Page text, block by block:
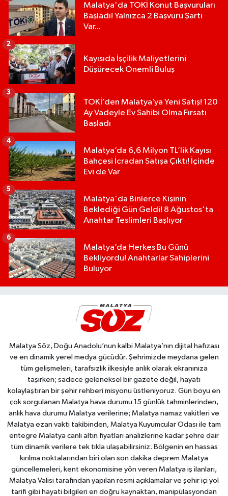
Malatya'da TOKİ Konut Başvuruları
Başladı! Yalnızca 2 Başvuru Şartı
Var...
Kayısıda İşçilik Maliyetlerini
Düşürecek Önemli Buluş
2
TOKİ’den Malatya’ya Yeni Satış! 120
Ay Vadeyle Ev Sahibi Olma Fırsatı
Başladı
3
Malatya’da 6,6 Milyon TL’lik Kayısı
Bahçesi İcradan Satışa Çıktı! İçinde
Evi de Var
4
Malatya'da Binlerce Kişinin
Beklediği Gün Geldi! 8 Ağustos'ta
Anahtar Teslimleri Başlıyor
5
Malatya’da Herkes Bu Günü
Bekliyordu! Anahtarlar Sahiplerini
Buluyor
6
Malatya Söz, Doğu Anadolu’nun kalbi Malatya’nın dijital hafızası
ve en dinamik yerel medya gücüdür. Şehrimizde meydana gelen
tüm gelişmeleri, tarafsızlık ilkesiyle anlık olarak ekranınıza
taşırken; sadece geleneksel bir gazete değil, hayatı
kolaylaştıran bir şehir rehberi misyonu üstleniyoruz. Gün boyu en
çok sorgulanan Malatya hava durumu 15 günlük tahminlerinden,
anlık hava durumu Malatya verilerine; Malatya namaz vakitleri ve
Malatya ezan vakti takibinden, Malatya Kuyumcular Odası ile tam
entegre Malatya canlı altın fiyatları analizlerine kadar şehre dair
tüm dinamik verilere tek tıkla ulaşabilirsiniz. Bölgenin en hassas
kırılma noktalarından biri olan son dakika deprem Malatya
güncellemeleri, kent ekonomisine yön veren Malatya iş ilanları,
Malatya Valisi tarafından yapılan resmi açıklamalar ve şehir içi yol
tarifi gibi hayati bilgileri en doğru kaynaktan, manipülasyondan